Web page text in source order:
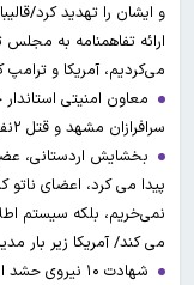
و ایشان را تهدید کرد/
ارائه تفاهمنامه به
می‌کردیم، آمریکا و
معاون امنیتی
سرافرازان مشهد و قتل ۲نفر را تایید کرد
بخشایش اردستانی،
پیدا می کرد، اعضای ناتو
نمی‌خریم، بلکه سیستم
می کند/ آمریکا زیر بار
شهادت ۱۰